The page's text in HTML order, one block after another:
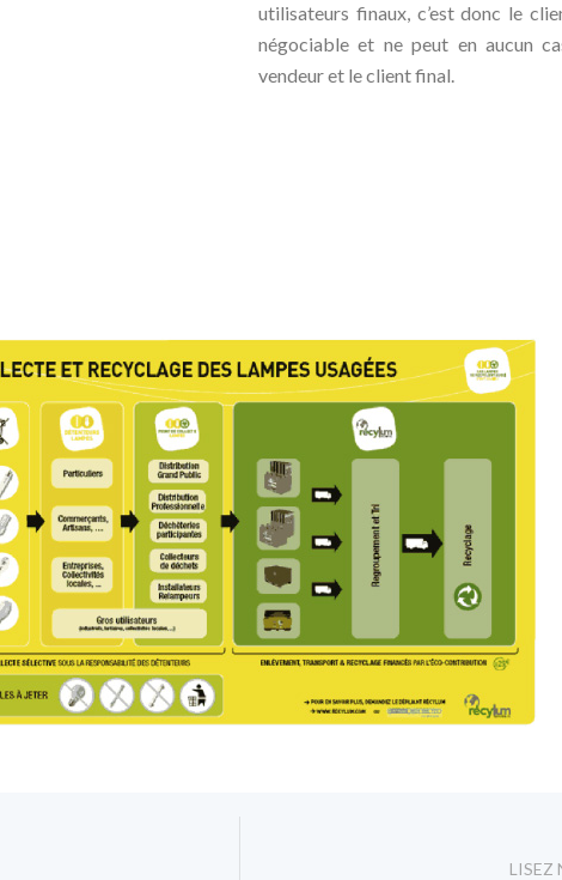
utilisateurs finaux, c’est donc le
négociable et ne peut en aucun
vendeur et le client final.
LISEZ